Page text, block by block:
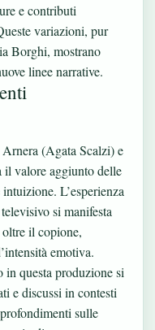
e contributi
variazioni, pur
Borghi, mostrano
linee narrative.
(Agata Scalzi) e
il valore aggiunto delle
L’esperienza
si manifesta
il copione,
emotiva.
in questa produzione si
e discussi in contesti
sulle